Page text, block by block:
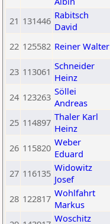
21 131446 Rabitsch
David
22 125582 Reiner Walter
23 113061 Schneider
Heinz
24 123263 Söllei
Andreas
25 114897 Thaler Karl
Heinz
26 115820 Weber
Eduard
27 116135 Widowitz
Josef
28 122817 Wohlfahrt
Markus
Woschitz